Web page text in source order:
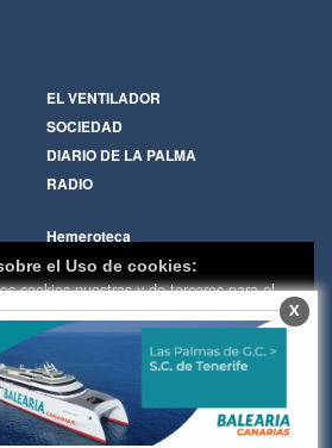
EL VENTILADOR
SOCIEDAD
DIARIO DE LA PALMA
RADIO
Hemeroteca
Cartas de los lectores
Galerías de imágenes
Principios Editoriales
Whatsapp
X
el Uso de cookies:
cookies nuestras y de terceros para el
del digital. Puedes consultar la lista
y como desconectarlas.Ver nuestra
de Privacidad y Cookies
Aceptar Cookies
Personalizar